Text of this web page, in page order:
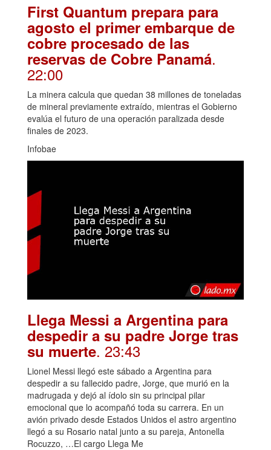
First Quantum prepara para
agosto el primer embarque de
cobre procesado de las
reservas de Cobre Panamá.
22:00
La minera calcula que quedan 38 millones de toneladas
de mineral previamente extraído, mientras el Gobierno
evalúa el futuro de una operación paralizada desde
finales de 2023.
Infobae
Llega Messi a Argentina para
despedir a su padre Jorge tras
su muerte. 23:43
Lionel Messi llegó este sábado a Argentina para
despedir a su fallecido padre, Jorge, que murió en la
madrugada y dejó al ídolo sin su principal pilar
emocional que lo acompañó toda su carrera. En un
avión privado desde Estados Unidos el astro argentino
llegó a su Rosario natal junto a su pareja, Antonella
Rocuzzo, …El cargo Llega Me